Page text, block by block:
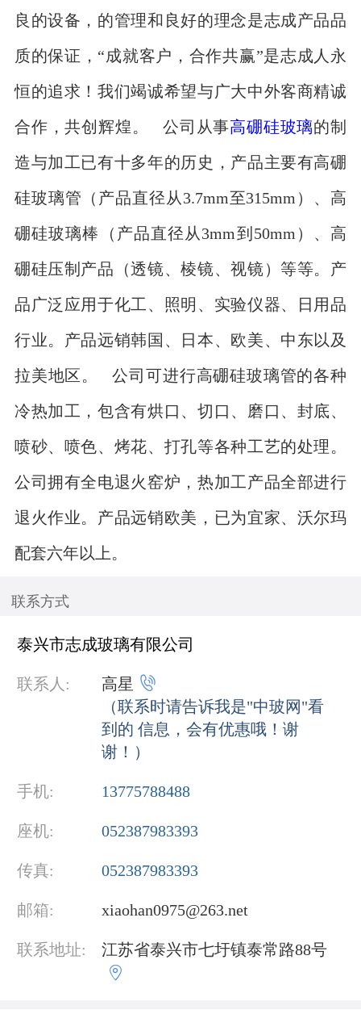
良的设备，的管理和良好的理念是志成产品品
质的保证，“成就客户，合作共赢”是志成人永
恒的追求！我们竭诚希望与广大中外客商精诚
合作，共创辉煌。 公司从事高硼硅玻璃的制
造与加工已有十多年的历史，产品主要有高硼
硅玻璃管（产品直径从3.7mm至315mm）、高
硼硅玻璃棒（产品直径从3mm到50mm）、高
硼硅压制产品（透镜、棱镜、视镜）等等。产
品广泛应用于化工、照明、实验仪器、日用品
行业。产品远销韩国、日本、欧美、中东以及
拉美地区。 公司可进行高硼硅玻璃管的各种
冷热加工，包含有烘口、切口、磨口、封底、
喷砂、喷色、烤花、打孔等各种工艺的处理。
公司拥有全电退火窑炉，热加工产品全部进行
退火作业。产品远销欧美，已为宜家、沃尔玛
配套六年以上。
联系方式
泰兴市志成玻璃有限公司
联系人: 高星 
（联系时请告诉我是"中玻网"看
到的 信息，会有优惠哦！谢
谢！）
手机: 13775788488
座机: 052387983393
传真: 052387983393
邮箱: xiaohan0975@263.net
联系地址: 江苏省泰兴市七圩镇泰常路88号
